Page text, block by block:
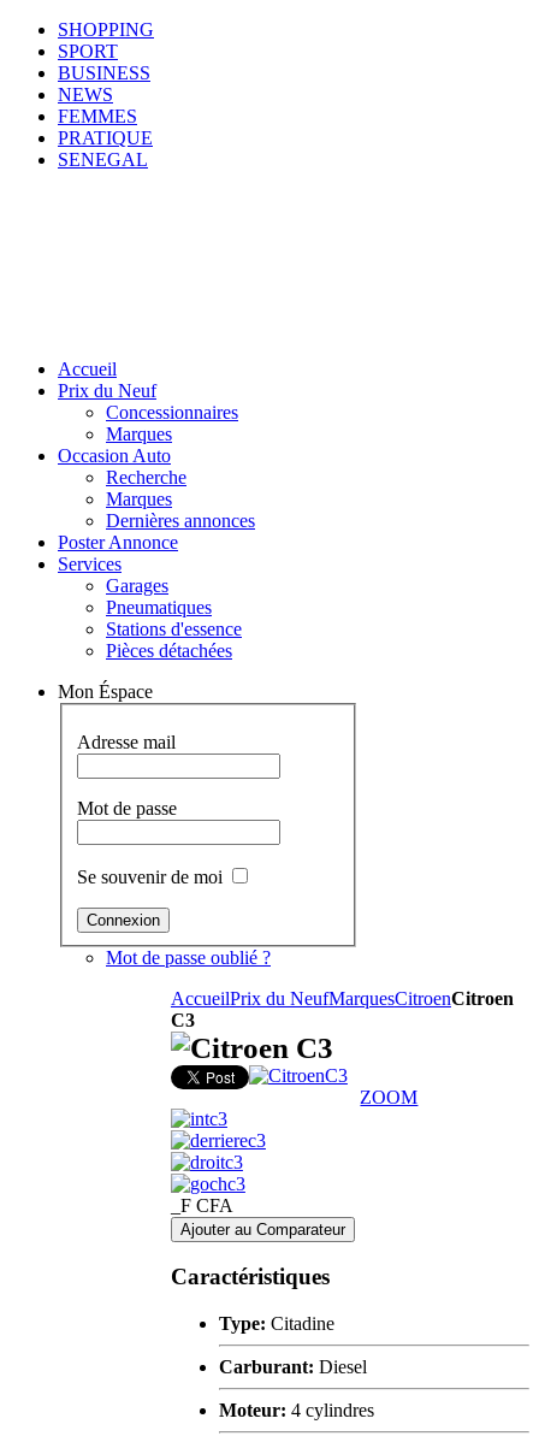
SHOPPING
SPORT
BUSINESS
NEWS
FEMMES
PRATIQUE
SENEGAL
Accueil
Prix du Neuf
Concessionnaires
Marques
Occasion Auto
Recherche
Marques
Dernières annonces
Poster Annonce
Services
Garages
Pneumatiques
Stations d'essence
Pièces détachées
Mon Éspace
Adresse mail
Mot de passe
Se souvenir de moi
Mot de passe oublié ?
AccueilPrix du NeufMarquesCitroenCitroen
C3
Citroen C3
ZOOM
_F CFA
Ajouter au Comparateur
Caractéristiques
Type: Citadine
Carburant: Diesel
Moteur: 4 cylindres